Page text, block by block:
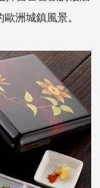
洲城鎮風景。